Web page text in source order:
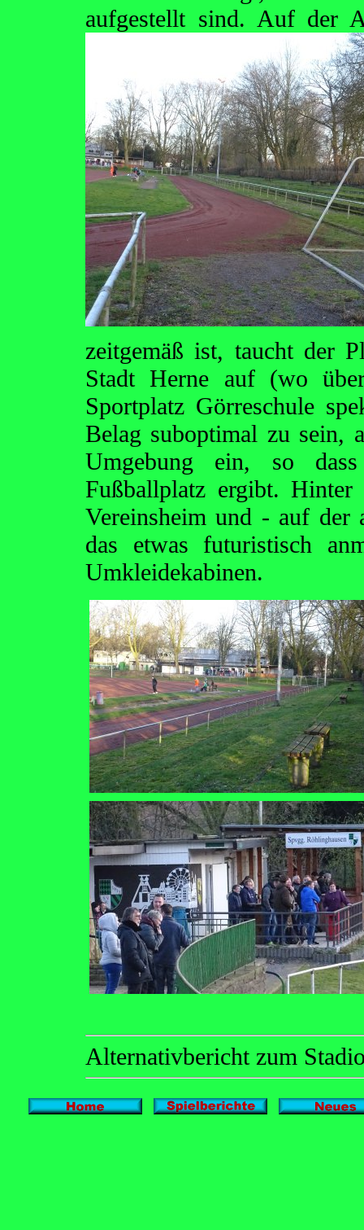
aufgestellt sind. Auf der
zeitgemäß ist, taucht der
Stadt Herne auf (wo
Sportplatz Görreschule
Belag suboptimal zu sein,
Umgebung ein, so
Fußballplatz ergibt.
Vereinsheim und - auf der
das etwas futuristisch
Umkleidekabinen.
Alternativbericht zum